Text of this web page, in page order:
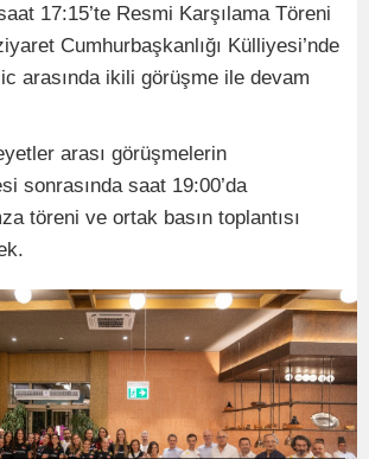
17:15’te Resmi Karşılama Töreni
Cumhurbaşkanlığı Külliyesi’nde
arasında ikili görüşme ile devam
arası görüşmelerin
sonrasında saat 19:00’da
töreni ve ortak basın toplantısı